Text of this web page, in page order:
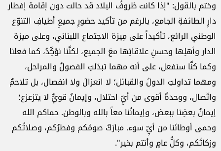
وختم بالقول: "إذا كانت ظروفُ البلاد قد حالت دون إقامة إفطار
دارِ الطائفةِ الجامع، بالرغم من تأكيد حضورِ ‏جميعِ أطيافِ التنوّع
الوطني الرائع، تأكيداً على مِيزة الاجتماع اللبناني، وعلى ميزة
الدار وأهلِها وحسنِ علاقاتِها ‏معَ الجميع، لكنَّنا نؤكِّدُ، كما فعلنا
وكما كنَّا سنفعل، على أنه مهما تبدّلتِ الفصولُ والمراحل،
ومهما تداولتِ الدولُ ‏والقبائل؛ لا انعزالَ ولا انفصال، بل تلاحمٌ
واتّصال، ووحدةٌ أقوى من أيِّ احتلال، وإيمانٌ قويٌّ لا يتزعزع؛
إيمانُ ‏بعضِنا ببعض، وإيمانُنا معاً بالله وبالوطن. حماكم الله
وحمى أوطانَنا من أيِّ سوء. مبارَكٌ صومُكم وفطرُكم، ‏وصلاتُكم
وزكاتُكم، وكلُّ عامٍ وأنتم بخير".‏